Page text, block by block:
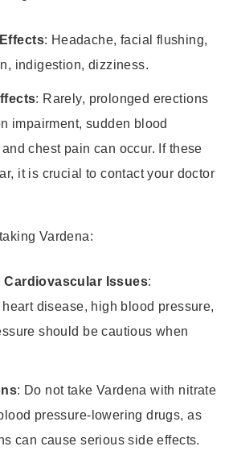
: Headache, facial flushing,
indigestion, dizziness.
: Rarely, prolonged erections
impairment, sudden blood
chest pain can occur. If these
it is crucial to contact your doctor
Vardena:
Cardiovascular Issues:
disease, high blood pressure,
should be cautious when
: Do not take Vardena with nitrate
pressure-lowering drugs, as
can cause serious side effects.